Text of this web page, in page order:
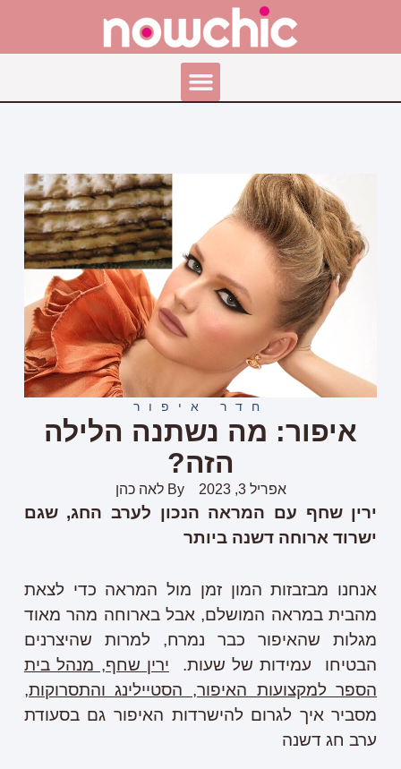
חדר איפור
איפור: מה נשתנה הלילה
הזה?
אפריל 3, 2023 By לאה כהן
ירין שחף עם המראה הנכון לערב החג, שגם
ישרוד ארוחה דשנה ביותר
אנחנו מבזבזות המון זמן מול המראה כדי לצאת
מהבית במראה המושלם, אבל בארוחה מהר מאוד
מגלות שהאיפור כבר נמרח, למרות שהיצרנים
הבטיחו עמידות של שעות. ירין שחף, מנהל בית
הספר למקצועות האיפור, הסטיילינג והתסרוקות,
מסביר איך לגרום להישרדות האיפור גם בסעודת
ערב חג דשנה